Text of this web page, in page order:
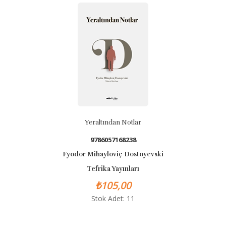
Yeraltından Notlar
9786057168238
Fyodor Mihayloviç Dostoyevski
Tefrika Yayınları
₺105,00
Stok Adet: 11